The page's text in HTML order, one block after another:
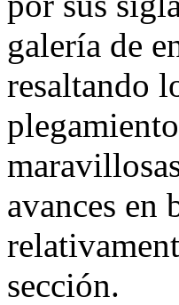
galería de
resaltando
avances en
sección.